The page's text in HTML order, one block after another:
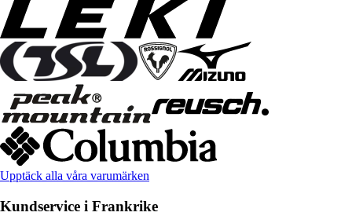
Upptäck alla våra varumärken
Kundservice i Frankrike